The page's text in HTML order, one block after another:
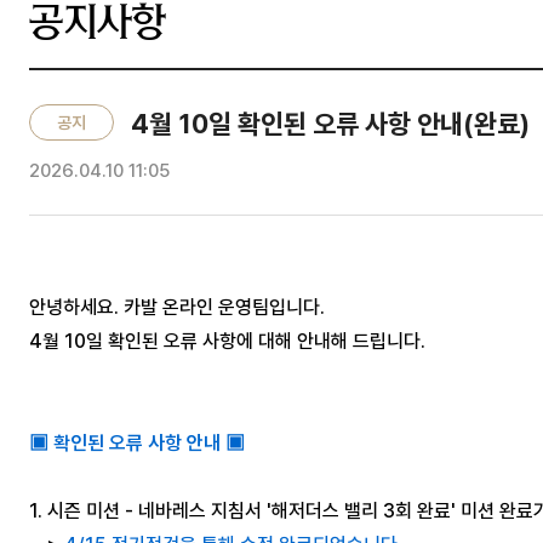
공지사항
공지 4월 10일 확인된 오류 사항 안내(완료)
2026.04.10 11:05
안녕하세요. 카발 온라인 운영팀입니다.
4월 10일 확인된 오류 사항에 대해 안내해 드립니다.
▣ 확인된 오류 사항 안내 ▣
1. 시즌 미션 - 네바레스 지침서 '해저더스 밸리 3회 완료' 미션 완료